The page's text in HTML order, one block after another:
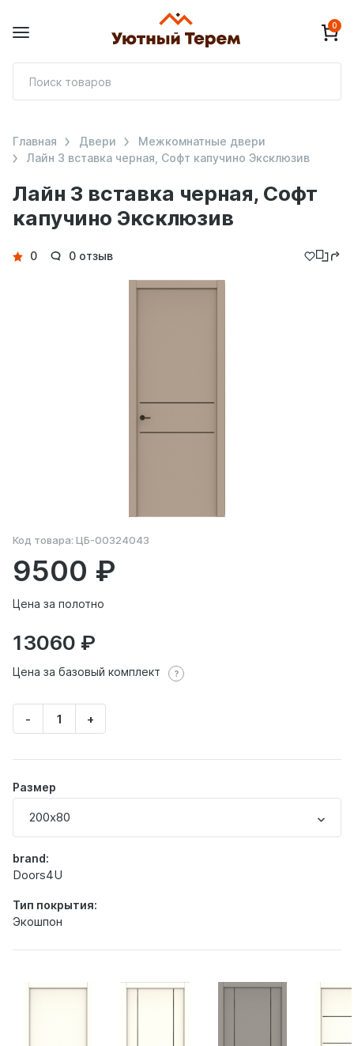
0
Лайн 3 вставка черная, Софт
капучино Эксклюзив
Главная Двери
Межкомнатные двери
Лайн 3 вставка черная, Софт капучино Эксклюзив
Детали
0 0 отзыв
Код товара: ЦБ-00324043
9500
Цена за полотно
13060
Цена за базовый комплект
-
Укажите
количество
+
Размер
200х80
brand:
Doors4U
Тип покрытия:
Экошпон